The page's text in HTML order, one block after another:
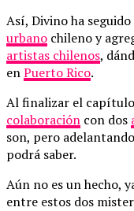
Así, Divino ha
urbano chileno y
artistas chilenos,
enPuerto Rico.
Al finalizar el
colaboración con dos
son, pero
podrá saber.
Aún no es un hecho,
entre estos dos